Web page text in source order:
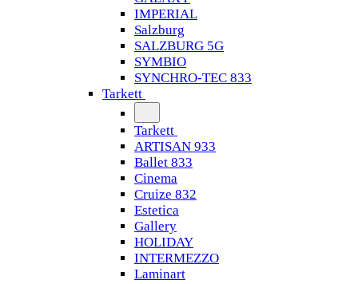
IMPERIAL
Salzburg
SALZBURG 5G
SYMBIO
SYNCHRO-TEC 833
Tarkett
Tarkett
ARTISAN 933
Ballet 833
Cinema
Cruize 832
Estetica
Gallery
HOLIDAY
INTERMEZZO
Laminart